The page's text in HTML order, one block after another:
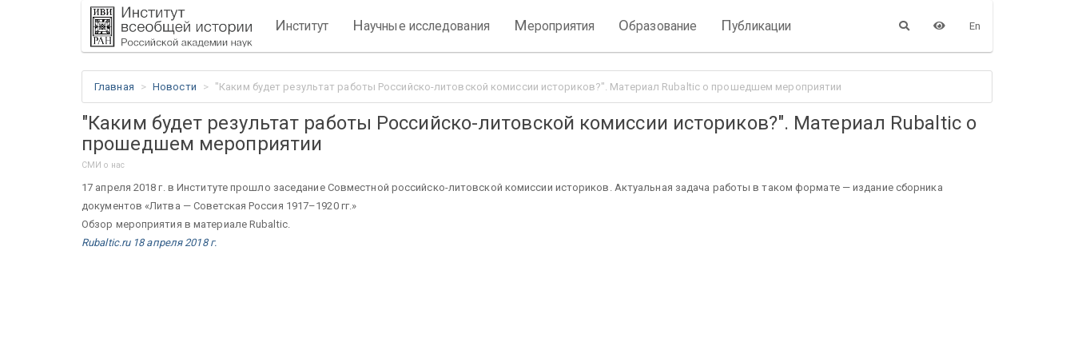
Институт Научные исследования Мероприятия Образование Публикации En
Главная Новости "Каким будет результат работы Российско-литовской комиссии историков?". Материал Rubaltic о прошедшем мероприятии
"Каким будет результат работы Российско-литовской комиссии историков?". Материал Rubaltic о
прошедшем мероприятии
СМИ о нас
17 апреля 2018 г. в Институте прошло заседание Совместной российско-литовской комиссии историков. Актуальная задача работы в таком формате — издание сборника
документов «Литва — Советская Россия 1917–1920 гг.»
Обзор мероприятия в материале Rubaltic.
Rubaltic.ru 18 апреля 2018 г.